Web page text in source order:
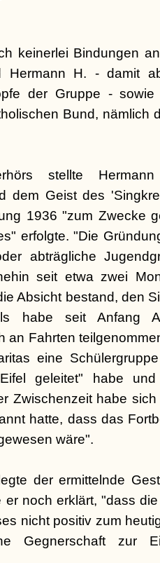
keinerlei Bindungen
Hermann H. - damit
der Gruppe -
Bund, nämlich
stellte
dem Geist des
1936 "zum Zwecke
erfolgte. "Die
abträgliche
seit etwa zwei
Absicht bestand, den
habe seit Anfang
an Fahrten
eine
geleitet" habe
Zwischenzeit habe
hatte, dass das
wäre".
der ermittelnde
er noch erklärt, "dass
nicht positiv zum
Gegnerschaft zur